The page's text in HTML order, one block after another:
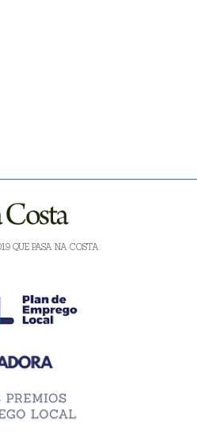
QUE PASA NA COSTA